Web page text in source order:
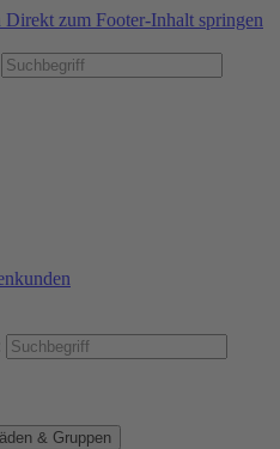
Direkt zum Footer-Inhalt springen
& Gruppen